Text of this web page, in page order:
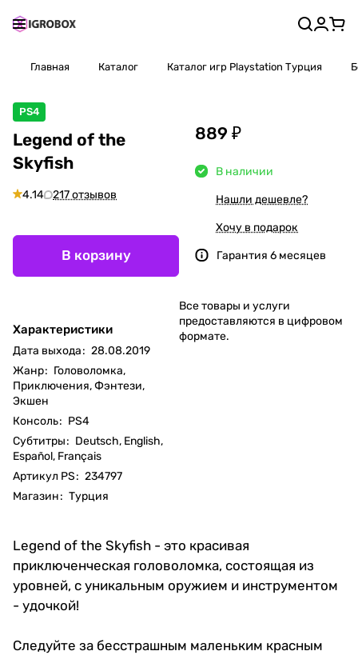
Главная Каталог Каталог игр Playstation Турция
PS4
Legend of the
Skyfish
4.14 217 отзывов
В корзину
Характеристики
Дата выхода: 28.08.2019
Жанр: Головоломка,
Приключения, Фэнтези,
Экшен
Консоль: PS4
Субтитры: Deutsch, English,
Español, Français
Артикул PS: 234797
Магазин: Турция
889 ₽
В наличии
Нашли дешевле?
Хочу в подарок
Гарантия 6 месяцев
Все товары и услуги
предоставляются в цифровом
формате.
Legend of the Skyfish - это красивая
приключенческая головоломка, состоящая из
уровней, с уникальным оружием и инструментом
- удочкой!
Следуйте за бесстрашным маленьким красным